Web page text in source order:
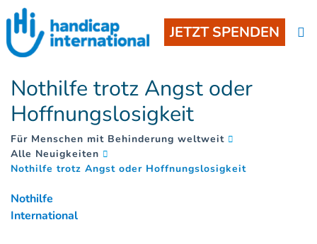
JETZT SPENDEN
Nothilfe trotz Angst oder
Hoffnungslosigkeit
Für Menschen mit Behinderung weltweit
Alle Neuigkeiten
Nothilfe trotz Angst oder Hoffnungslosigkeit(
Nothilfe
International